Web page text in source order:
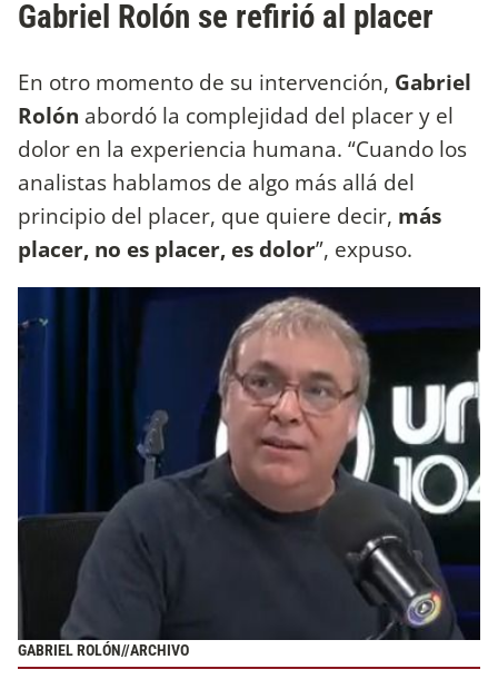
Gabriel Rolón se refirió al placer
En otro momento de su intervención, Gabriel
Rolón abordó la complejidad del placer y el
dolor en la experiencia humana. “Cuando los
analistas hablamos de algo más allá del
principio del placer, que quiere decir, más
placer, no es placer, es dolor”, expuso.
GABRIEL ROLÓN//ARCHIVO